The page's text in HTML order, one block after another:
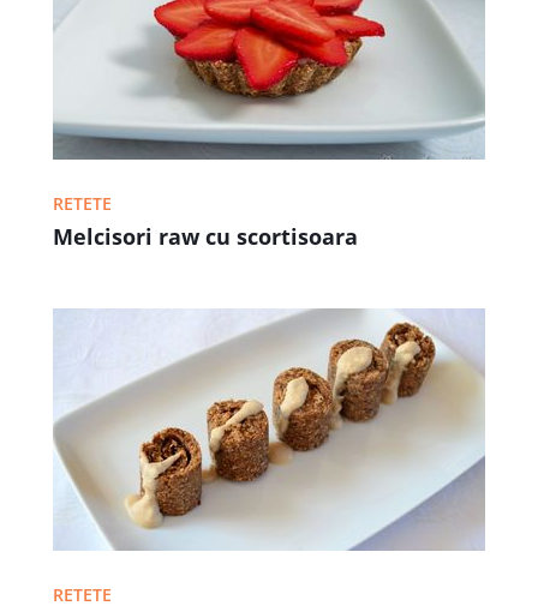
RETETE
Melcisori raw cu scortisoara
RETETE